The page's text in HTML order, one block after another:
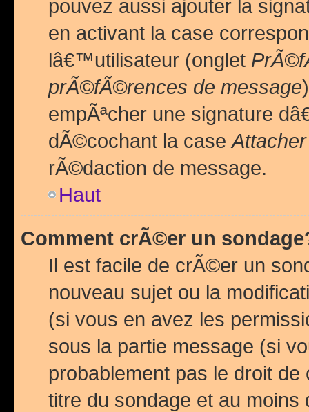
pouvez aussi ajouter la
en activant la case
lâ€™utilisateur (onglet
prÃ©fÃ©rences de message
empÃªcher une signature
dÃ©cochant la case
rÃ©daction de message.
Haut
Comment crÃ©er un
Il est facile de crÃ©er un
nouveau sujet ou la
(si vous en avez les
sous la partie message (si
probablement pas le droit
titre du sondage et au